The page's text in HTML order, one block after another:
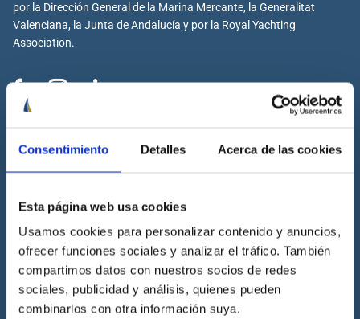
Consentimiento Detalles Acerca de las cookies
Esta página web usa cookies
Usamos cookies para personalizar contenido y anuncios,
ofrecer funciones sociales y analizar el tráfico. También
compartimos datos con nuestros socios de redes
sociales, publicidad y análisis, quienes pueden
combinarlos con otra información suya.
por la Dirección General de la Marina Mercante, la Generalitat
Valenciana, la Junta de Andalucía y por la Royal Yachting
Association.
Escuela náutica
Contacta con Cenáutica
Historia de Cenáutica
Trabaja con Cenáutica
Sala de prensa
Preguntas frecuentes